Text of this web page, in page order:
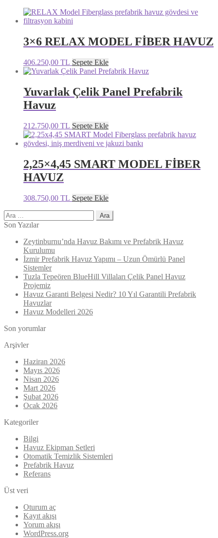
3×6 RELAX MODEL FİBER HAVUZ
406.250,00 TL Sepete Ekle
Yuvarlak Çelik Panel Prefabrik
Havuz
212.750,00 TL Sepete EkleBu
ürünün
birden
varyasyonu
var.
sayfasından
seçilebilir
2,25×4,45 SMART MODEL FİBER
HAVUZ
308.750,00 TL Sepete Ekle
Arama:
Son Yazılar
Zeytinburnu’nda Havuz Bakımı ve Prefabrik Havuz
Kurulumu
İzmir Prefabrik Havuz Yapımı – Uzun Ömürlü Panel
Sistemler
Tuzla Tepeören BlueHill Villaları Çelik Panel Havuz
Projemiz
Havuz Garanti Belgesi Nedir? 10 Yıl Garantili Prefabrik
Havuzlar
Havuz Modelleri 2026
Son yorumlar
Arşivler
Haziran 2026
Mayıs 2026
Nisan 2026
Mart 2026
Şubat 2026
Ocak 2026
Kategoriler
Bilgi
Havuz Ekipman Setleri
Otomatik Temizlik Sistemleri
Prefabrik Havuz
Referans
Üst veri
Oturum aç
Kayıt akışı
Yorum akışı
WordPress.org